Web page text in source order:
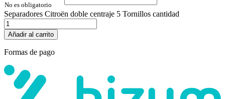
No es obligatorio
Separadores Citroën doble centraje 5 Tornillos cantidad
Añadir al carrito
Formas de pago